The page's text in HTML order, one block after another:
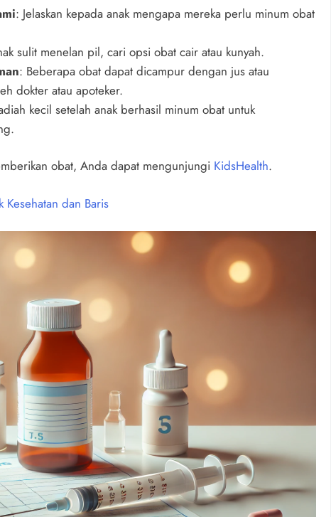
: Jelaskan kepada anak mengapa mereka perlu minum obat
sulit menelan pil, cari opsi obat cair atau kunyah.
: Beberapa obat dapat dicampur dengan jus atau
dokter atau apoteker.
kecil setelah anak berhasil minum obat untuk
obat, Anda dapat mengunjungi KidsHealth.
dan Baris